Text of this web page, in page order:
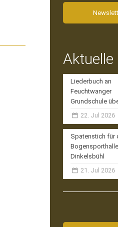
Aktuelle
Liederbuch an
Feuchtwanger
Grundschule
22. Jul 2026
Spatenstich für
Dinkelsbühl
21. Jul 2026